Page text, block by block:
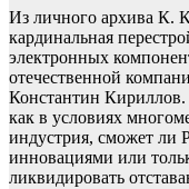
Из личного архива К.
кардинальная
электронных
отечественной
Константин Кириллов.
как в условиях
индустрия, сможет ли
инновациями или
ликвидировать